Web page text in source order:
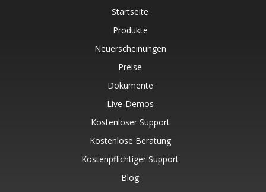
Startseite
Produkte
Neuerscheinungen
Preise
Dokumente
Live-Demos
Kostenloser Support
Kostenlose Beratung
Kostenpflichtiger Support
Blog